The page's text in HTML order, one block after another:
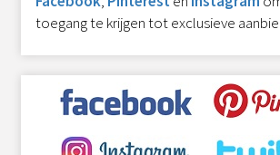
toegang te krijgen tot exclusieve